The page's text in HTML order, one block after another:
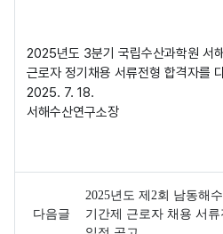
2025년도 3분기 국립수산과학원 서
근로자 정기채용 서류전형 합격자를
2025. 7. 18.
서해수산연구소장
다음글
2025년도 제2회 남동해
기간제 근로자 채용 서